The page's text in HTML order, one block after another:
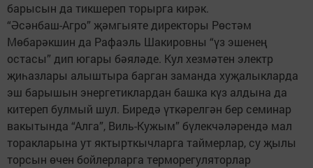
барысын да тикшереп торырга кирәк.
“Әсәнбаш-Агро” җәмгыяте директоры Рөстәм
Мөбарәкшин да Рафаэль Шакировны “үз эшенең
остасы” дип югары бәяләде. Кул хезмәтен электр
җиһазлары алыштыра барган заманда хуҗалыкларда
эш барышын энергетиклардан башка күз алдына да
китереп булмый шул. Биредә үткәрелгән бер семинар
вакытында “Алга”, Виль-Кужым” бүлекчәләрендә мал
торакларына ут яктырткычларга таймерлар, су җылы
торсын өчен бойлерларга терморегуляторлар